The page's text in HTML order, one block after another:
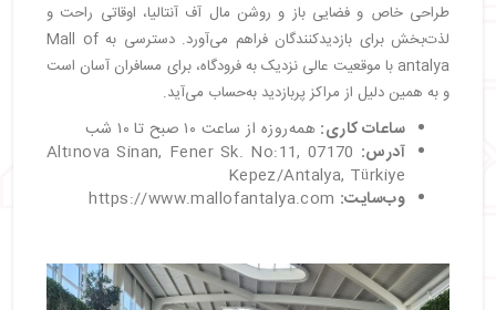
طراحی خاص و فضایی باز و روشن مال آف آنتالیا، اوقاتی راحت و
لذت‌بخش برای بازدیدکنندگان فراهم می‌آورد. دسترسی به Mall of
antalya با موقعیت عالی نزدیک به فرودگاه، برای مسافران آسان است
و به همین دلیل از مراکز پربازدید به‌حساب می‌آید.
ساعات کاری: همه‌روزه از ساعت ۱۰ صبح تا ۱۰ شب
آدرس: Altınova Sinan, Fener Sk. No:11, 07170
Kepez/Antalya, Türkiye
وب‌سایت: